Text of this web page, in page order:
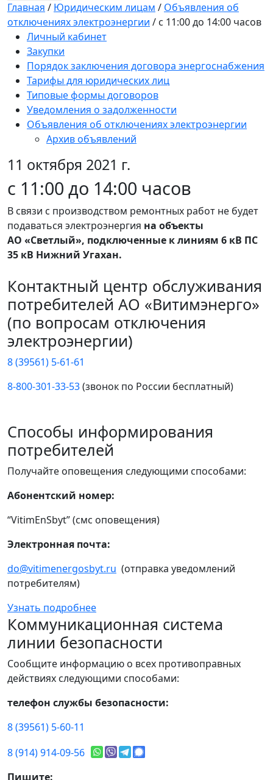
Главная / Юридическим лицам / Объявления об
отключениях электроэнергии / с 11:00 до 14:00 часов
Личный кабинет
Закупки
Порядок заключения договора энергоснабжения
Тарифы для юридических лиц
Типовые формы договоров
Уведомления о задолженности
Объявления об отключениях электроэнергии
Архив объявлений
11 октября 2021 г.
с 11:00 до 14:00 часов
В связи с производством ремонтных работ не будет
подаваться электроэнергия на объекты
АО «Светлый», подключенные к линиям 6 кВ ПС
35 кВ Нижний Угахан.
Контактный центр обслуживания
потребителей АО «Витимэнерго»
(по вопросам отключения
электроэнергии)
8 (39561) 5-61-61
8-800-301-33-53(звонок по России бесплатный)
Способы информирования
потребителей
Получайте оповещения следующими способами:
Абонентский номер:
“VitimEnSbyt” (смс оповещения)
Электронная почта:
do@vitimenergosbyt.ru (отправка уведомлений
потребителям)
Узнать подробнее
Коммуникационная система
линии безопасности
Сообщите информацию о всех противоправных
действиях следующими способами:
телефон службы безопасности:
8 (39561) 5-60-11
8 (914) 914-09-56
Пишите: